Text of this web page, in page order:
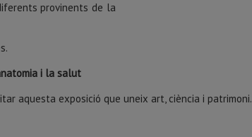
provinents de la
i la salut
aquesta exposició que uneix art, ciència i patrimoni.